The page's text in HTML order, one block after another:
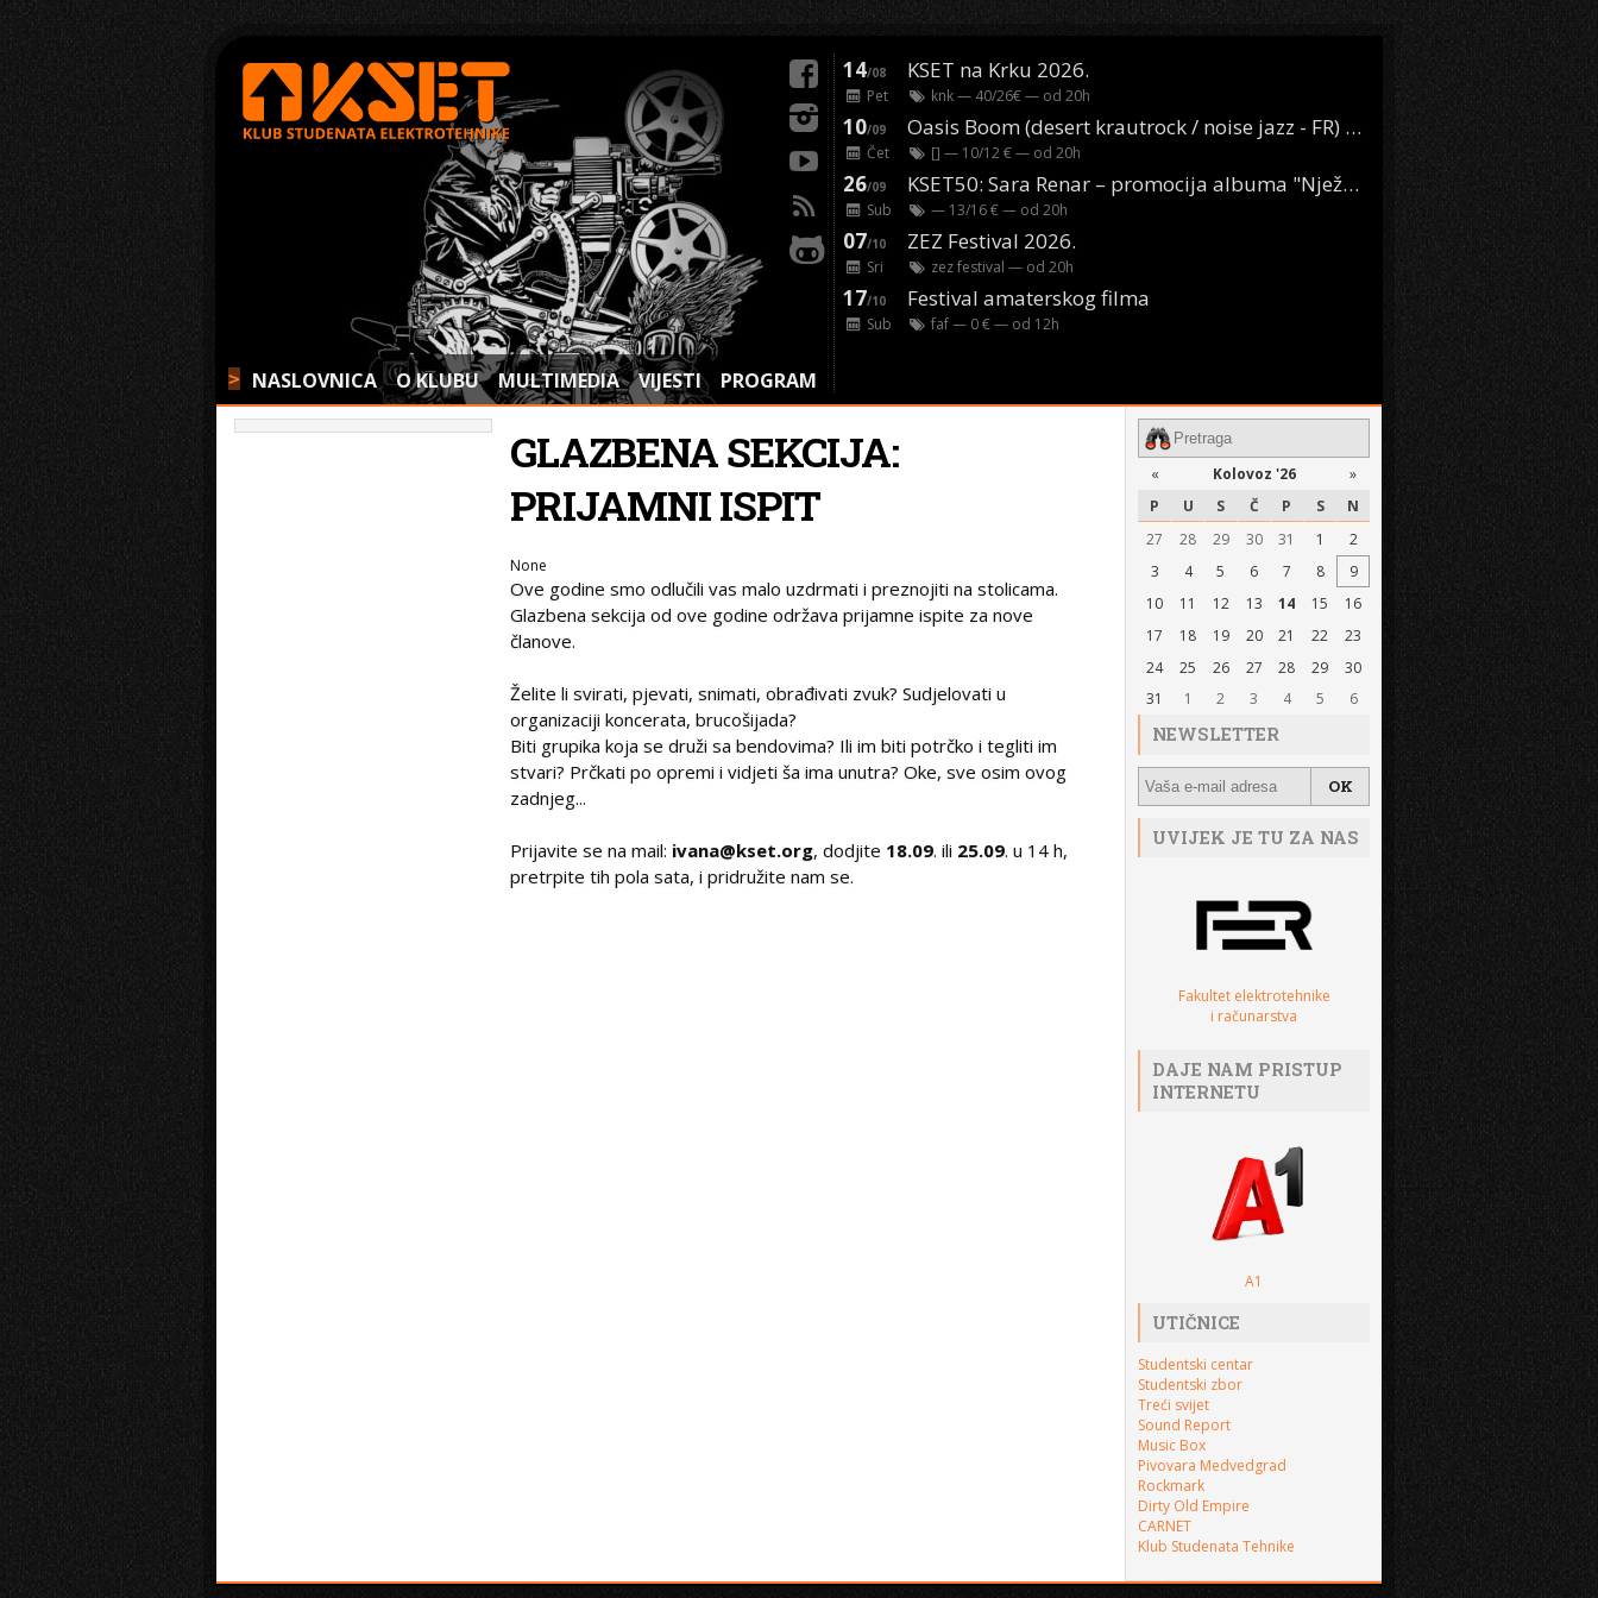
> NASLOVNICA O KLUBU MULTIMEDIA VIJESTI PROGRAM
14/08 KSET na Krku 2026.
Pet knk— 40/26€ — od 20h
10/09 Oasis Boom (desert krautrock / noise jazz - FR) @ KONTEJNER
Čet [] — 10/12 € — od 20h
26/09 KSET50: Sara Renar – promocija albuma "Nježne riječi" @ Močvara
Sub — 13/16 € — od 20h
07/10 ZEZ Festival 2026.
Sri zez festival — od 20h
17/10 Festival amaterskog filma
Sub faf— 0 € — od 12h
GLAZBENA SEKCIJA:
PRIJAMNI ISPIT
None
Ove godine smo odlučili vas malo uzdrmati i preznojiti na stolicama.
Glazbena sekcija od ove godine održava prijamne ispite za nove
članove.
Želite li svirati, pjevati, snimati, obrađivati zvuk? Sudjelovati u
organizaciji koncerata, brucošijada?
Biti grupika koja se druži sa bendovima? Ili im biti potrčko i tegliti im
stvari? Prčkati po opremi i vidjeti ša ima unutra? Oke, sve osim ovog
zadnjeg...
Prijavite se na mail: ivana@kset.org, dodjite 18.09. ili 25.09. u 14 h,
pretrpite tih pola sata, i pridružite nam se.
« Kolovoz '26
»
P
U S Č P S
N
27
28 29 30 31 1
2
3
4 5 6 7 8
9
10
11 12 13 14 15
16
17
18 19 20 21 22
23
24
25 26 27 28 29
30
31
1 2 3 4 5 6
NEWSLETTER
UVIJEK JE TU ZA NAS
Fakultet elektrotehnike
i računarstva
DAJE NAM PRISTUP
INTERNETU
A1
UTIČNICE
Studentski centar
Studentski zbor
Treći svijet
Sound Report
Music Box
Pivovara Medvedgrad
Rockmark
Dirty Old Empire
CARNET
Klub Studenata Tehnike